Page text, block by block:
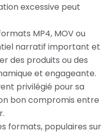
excessive peut
MP4, MOV ou
narratif important et
des produits ou des
et engageante.
privilégié pour sa
bon compromis entre
formats, populaires sur